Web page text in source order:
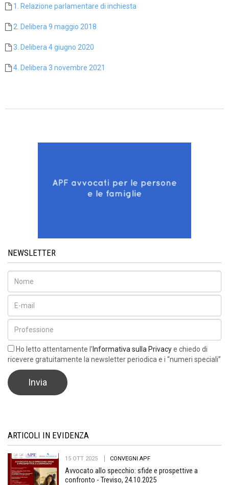
1. Relazione parlamentare di inchiesta
2. Delibera 9 maggio 2018
3. Delibera 4 giugno 2020
4. Delibera 3 novembre 2021
NEWSLETTER
Ho letto attentamente l’ Informativa sulla Privacye chiedo di
ricevere gratuitamente la newsletter periodica e i “numeri speciali”
ARTICOLI IN EVIDENZA
15 OTT 2025 CONVEGNI APF
Avvocato allo specchio: sfide e prospettive a
confronto - Treviso, 24.10.2025